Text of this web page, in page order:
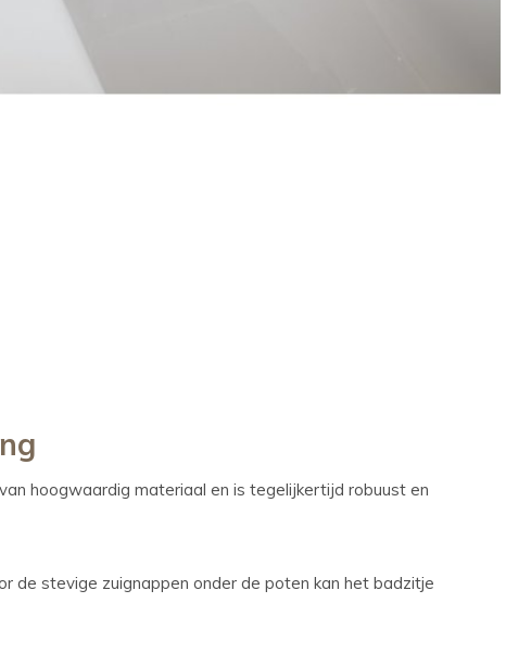
hoogwaardig materiaal en is tegelijkertijd robuust en
de stevige zuignappen onder de poten kan het badzitje